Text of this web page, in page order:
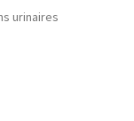
urinaires